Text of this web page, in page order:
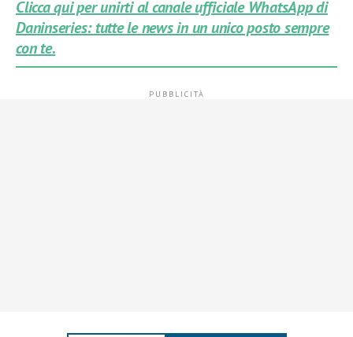
Clicca qui per unirti al canale ufficiale WhatsApp di
Daninseries: tutte le news in un unico posto sempre
con te.